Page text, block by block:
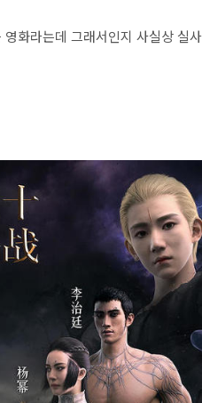
화라는데 그래서인지 사실상 실